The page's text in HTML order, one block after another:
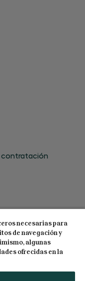
contratación
Todos los
necesarias para
de navegación y
algunas
ofrecidas en la